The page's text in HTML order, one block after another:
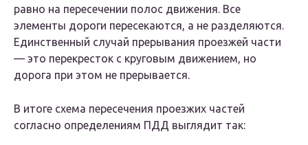
равно на пересечении полос движения. Все
элементы дороги пересекаются, а не разделяются.
Единственный случай прерывания проезжей части
— это перекресток с круговым движением, но
дорога при этом не прерывается.
В итоге схема пересечения проезжих частей
согласно определениям ПДД выглядит так: